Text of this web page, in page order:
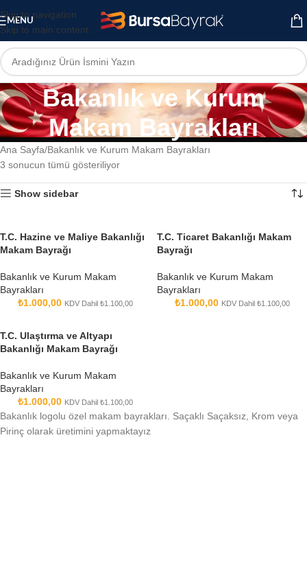
Skip to navigation
Skip to main content
MENU
Bakanlık ve Kurum
Makam Bayrakları
Ana Sayfa Bakanlık ve Kurum Makam Bayrakları
3 sonucun tümü gösteriliyor
Show sidebar
T.C. Hazine ve Maliye Bakanlığı
Makam Bayrağı
Bakanlık ve Kurum Makam
Bayrakları
₺1.000,00 KDV Dahil ₺1.100,00
T.C. Ticaret Bakanlığı Makam
Bayrağı
Bakanlık ve Kurum Makam
Bayrakları
₺1.000,00 KDV Dahil ₺1.100,00
T.C. Ulaştırma ve Altyapı
Bakanlığı Makam Bayrağı
Bakanlık ve Kurum Makam
Bayrakları
₺1.000,00 KDV Dahil ₺1.100,00
Bakanlık logolu özel makam bayrakları. Saçaklı Saçaksız, Krom veya
Pirinç olarak üretimini yapmaktayız